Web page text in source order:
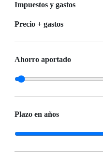
Impuestos y gastos
Precio + gastos
Ahorro aportado
Plazo en años